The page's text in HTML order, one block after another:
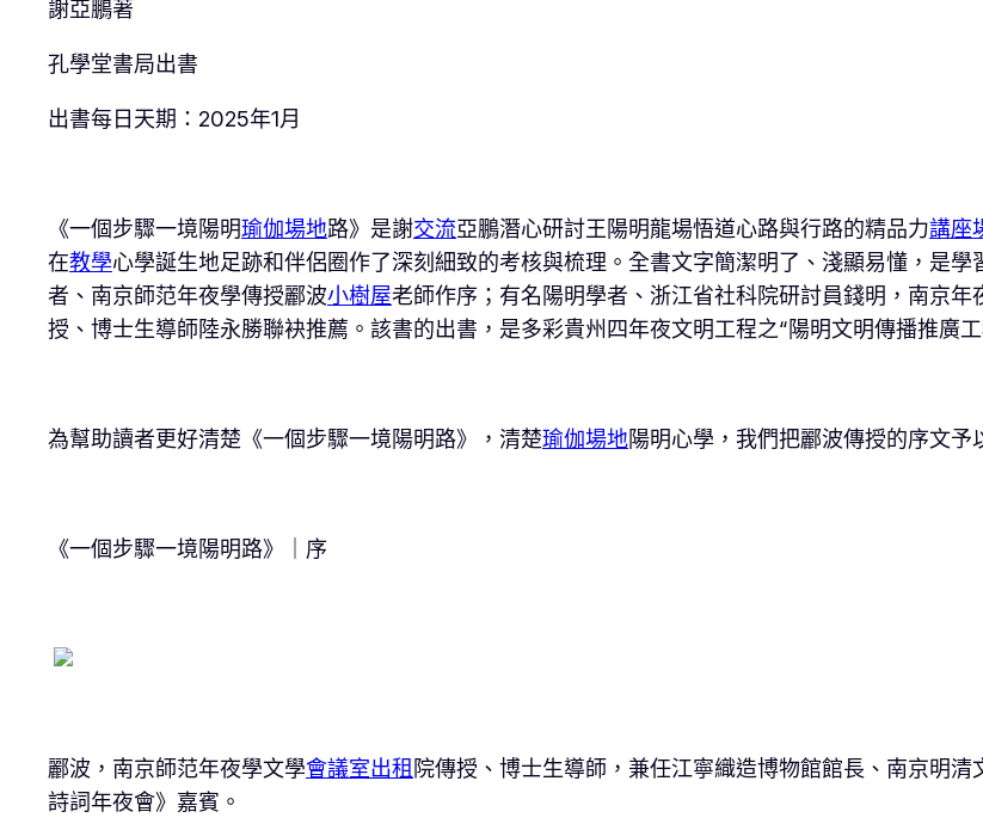
謝亞鵬著
孔學堂書局出書
出書每日天期：2025年1月
《一個步驟一境陽明瑜伽場地路》是謝交流亞鵬潛心研討王陽明龍場悟道心路與行路的精品力講座
在教學心學誕生地足跡和伴侶圈作了深刻細致的考核與梳理。全書文字簡潔明了、淺顯易懂，是
者、南京師范年夜學傳授酈波小樹屋老師作序；有名陽明學者、浙江省社科院研討員錢明，南京
授、博士生導師陸永勝聯袂推薦。該書的出書，是多彩貴州四年夜文明工程之“陽明文明傳播推廣
為幫助讀者更好清楚《一個步驟一境陽明路》，清楚瑜伽場地陽明心學，我們把酈波傳授的序文予
《一個步驟一境陽明路》｜序
酈波，南京師范年夜學文學會議室出租 院傳授、博士生導師，兼任江寧織造博物館館長、南京明清
詩詞年夜會》嘉賓。